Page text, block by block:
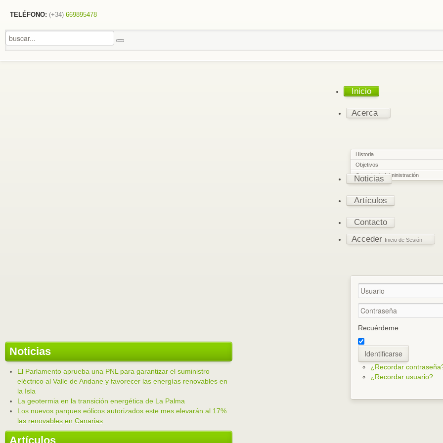
TELÉFONO: (+34) 669895478
Inicio
Acerca
Historia
Objetivos
Consejo de Administración
Noticias
Artículos
Contacto
Acceder Inicio de Sesión
Recuérdeme
Identificarse
¿Recordar
¿Recordar usuario?
Noticias
El Parlamento aprueba una PNL para garantizar el suministro
eléctrico al Valle de Aridane y favorecer las energías renovables en
la Isla
La geotermia en la transición energética de La Palma
Los nuevos parques eólicos autorizados este mes elevarán al 17%
las renovables en Canarias
Artículos